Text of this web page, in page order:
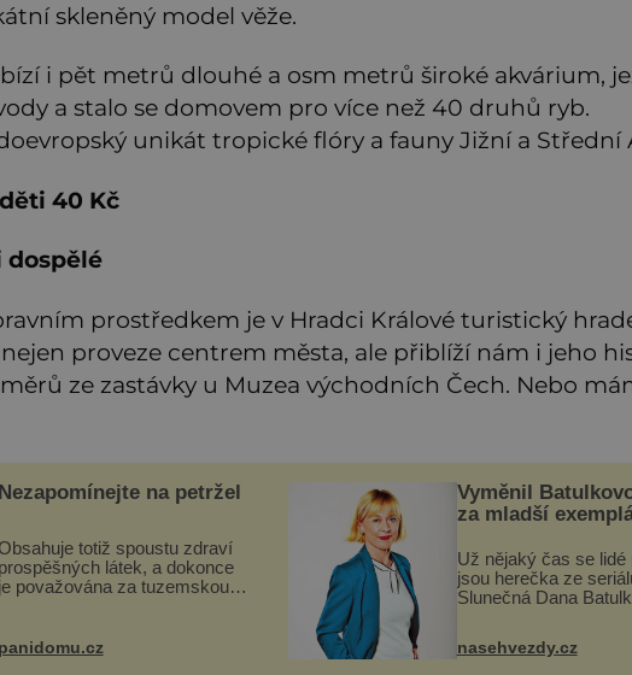
skleněný model věže.
i pět metrů dlouhé a osm metrů široké akvárium,
a stalo se domovem pro více než 40 druhů ryb.
unikát tropické flóry a fauny Jižní a Střední
40 Kč
dospělé
prostředkem je v Hradci Králové turistický
proveze centrem města, ale přiblíží nám i jeho
ze zastávky u Muzea východních Čech. Nebo
na petržel
totiž spoustu zdraví
látek, a dokonce
považována za tuzemskou
vitaminy B1, B2, B3, B6,
provitamin A, vitamin E a
panidomu.cz
Vyměnil
za mladší
Už nějaký čas se lidé
jsou herečka ze
Slunečná Dana
Herečka od sebe
nasehvezdy.cz